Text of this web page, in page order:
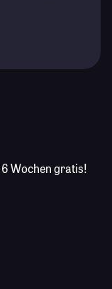
6 Wochen gratis!